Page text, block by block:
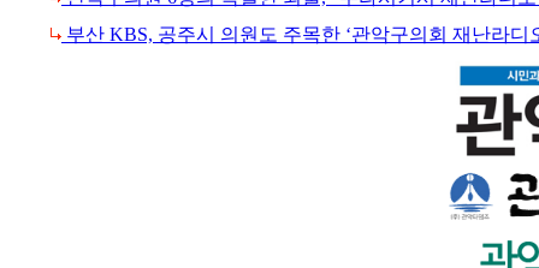
부산 KBS, 공주시 의원도 주목한 ‘관악구의회 재난라디